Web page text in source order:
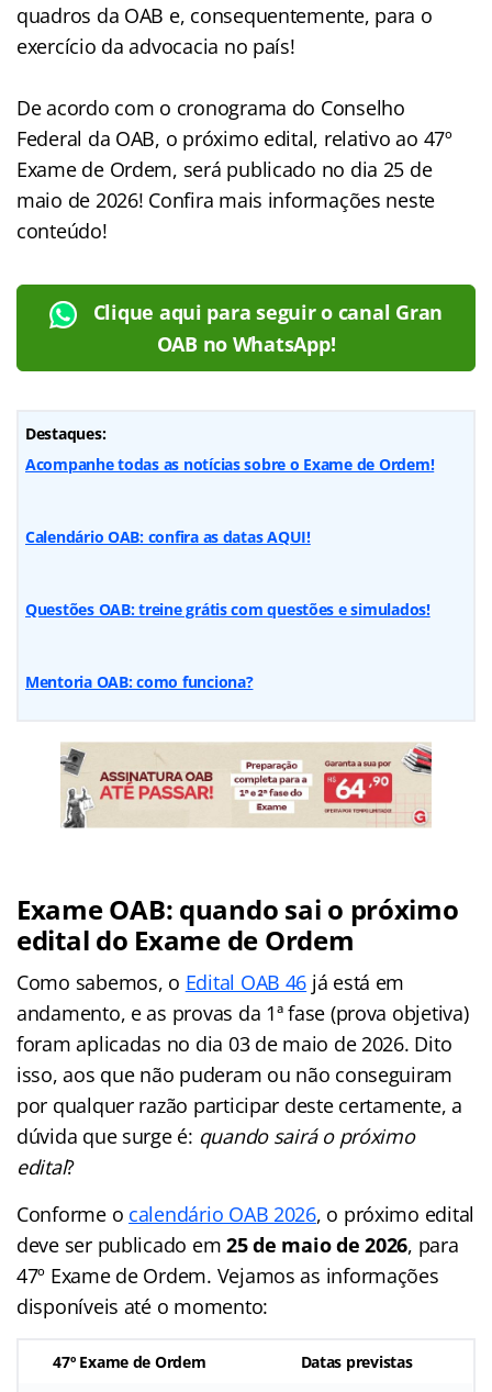
quadros da OAB e, consequentemente, para o
exercício da advocacia no país!
De acordo com o cronograma do Conselho
Federal da OAB, o próximo edital, relativo ao 47º
Exame de Ordem, será publicado no dia 25 de
maio de 2026! Confira mais informações neste
conteúdo!
Clique aqui para seguir o canal Gran
OAB no WhatsApp!
Destaques:
Acompanhe todas as notícias sobre o Exame de Ordem!
Calendário OAB: confira as datas AQUI!
Questões OAB: treine grátis com questões e simulados!
Mentoria OAB: como funciona?
Exame OAB: quando sai o próximo
edital do Exame de Ordem
Como sabemos, o Edital OAB 46 já está em
andamento, e as provas da 1ª fase (prova objetiva)
foram aplicadas no dia 03 de maio de 2026. Dito
isso, aos que não puderam ou não conseguiram
por qualquer razão participar deste certamente, a
dúvida que surge é: quando sairá o próximo
edital?
Conforme o calendário OAB 2026, o próximo edital
deve ser publicado em25 de maio de 2026, para
47º Exame de Ordem. Vejamos as informações
disponíveis até o momento:
47º Exame de Ordem Datas previstas